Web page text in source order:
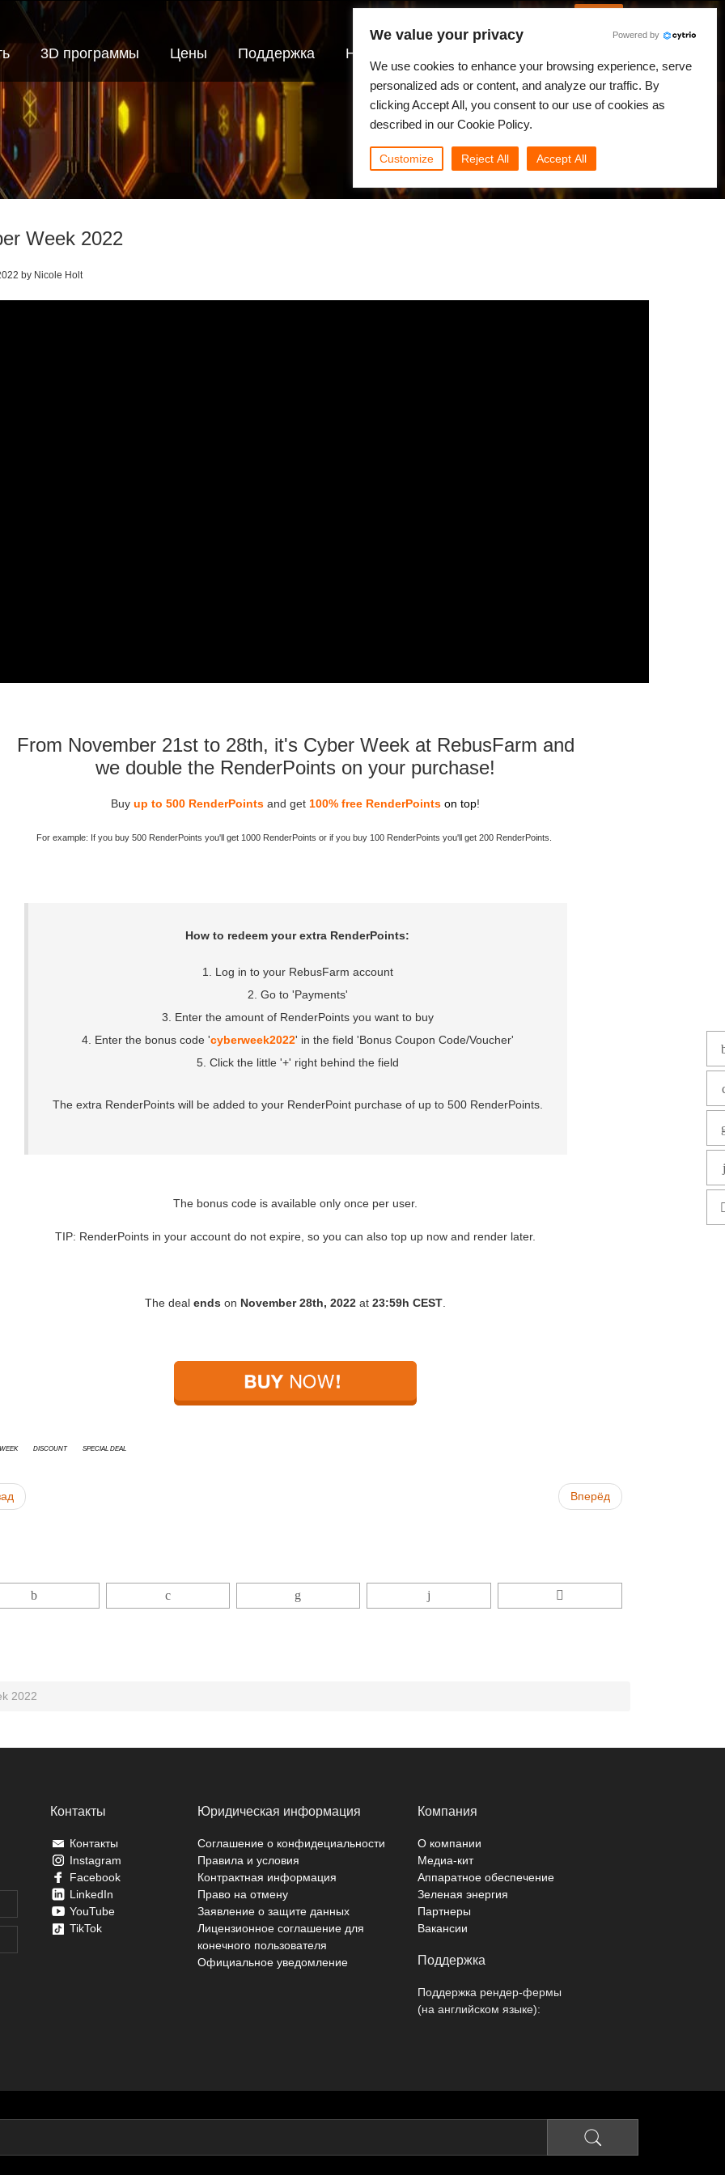
3D программы Цены Поддержка Новости
Week 2022
by Nicole Holt
From November 21st to 28th, it's Cyber Week at RebusFarm and
we double the RenderPoints on your purchase!
Buyup to 500 RenderPoints and get 100% free RenderPointson top!
For example: If you buy 500 RenderPoints you'll get 1000 RenderPoints or if you buy 100 RenderPoints you'll get 200 RenderPoints.
How to redeem your extra RenderPoints:
1. Log in to your RebusFarm account
2. Go to 'Payments'
3. Enter the amount of RenderPoints you want to buy
4. Enter the bonus code 'cyberweek2022' in the field 'Bonus Coupon Code/Voucher'
5. Click the little '+' right behind the field
The extra RenderPoints will be added to your RenderPoint purchase of up to 500 RenderPoints.
The bonus code is available only once per user.
TIP: RenderPoints in your account do not expire, so you can also top up now and render later.
The dealendson November 28th, 2022at 23:59h CEST
discount special deal
Вперёд
2022
Контакты
Контакты
Instagram
Facebook
LinkedIn
YouTube
TikTok
Юридическая информация
Соглашение о конфидециальности
Правила и условия
Контрактная информация
Право на отмену
Заявление о защите данных
Лицензионное соглашение для
конечного пользователя
Официальное уведомление
Компания
О компании
Медиа-кит
Аппаратное обеспечение
Зеленая энергия
Партнеры
Вакансии
Поддержка
Поддержка рендер-фермы
(на английском языке):
We value your privacy Powered by
We use cookies to enhance your browsing experience, serve
personalized ads or content, and analyze our traffic. By
clicking Accept All, you consent to our use of cookies as
described in our Cookie Policy.
Customize Reject All Accept All